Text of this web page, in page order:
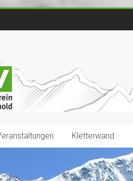
Kletterwand